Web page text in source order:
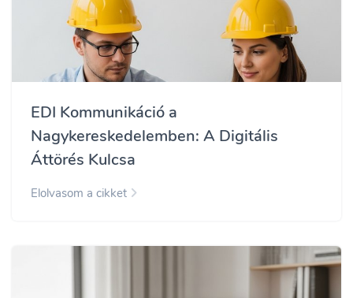
EDI Kommunikáció a
Nagykereskedelemben: A Digitális
Áttörés Kulcsa
Elolvasom a cikket